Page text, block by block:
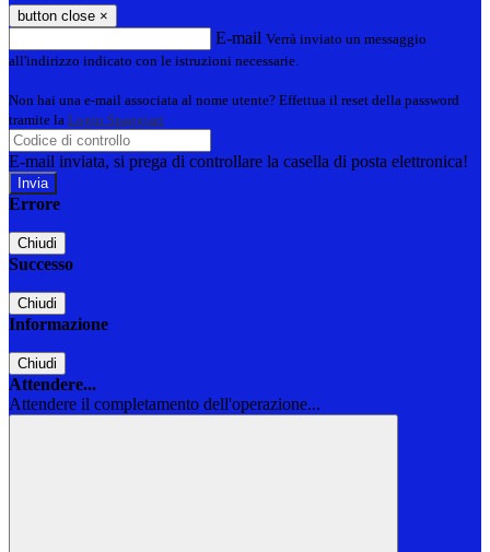
button close ×
E-mail Verrà inviato un messaggio
all'indirizzo indicato con le istruzioni necessarie.
Non hai una e-mail associata al nome utente? Effettua il reset della password
tramite la Login Spaggiari
E-mail inviata, si prega di controllare la casella di posta elettronica!
Errore
Chiudi
Successo
Chiudi
Informazione
Chiudi
Attendere...
Attendere il completamento dell'operazione...